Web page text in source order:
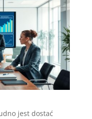
jest dostać